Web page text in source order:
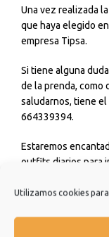
Utilizamos cookies
Una vez realizada
que haya elegido
empresa Tipsa.
Si tiene alguna
de la prenda, como
saludarnos, tiene
664339394.
Estaremos
outfits diarios para
tengas. No dudes